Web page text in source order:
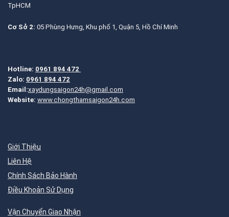
TpHCM
Cơ Sở 2: 05 Phùng Hưng, Khu phố 1, Quận 5, Hồ Chí Minh
Hotline: 0961 894 472
Zalo: 0961 894 472
Email:xaydungsaigon24h@gmail.com
Website: www.chongthamsaigon24h.com
Giới Thiệu
Liên Hệ
Chính Sách Bảo Hành
Điều Khoản Sử Dụng
Vận Chuyển Giao Nhận